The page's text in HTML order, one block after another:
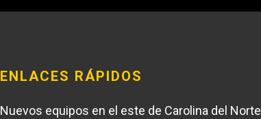
ENLACES RÁPIDOS
Nuevos equipos en el este de Carolina del Norte